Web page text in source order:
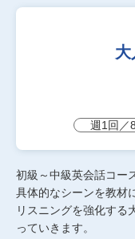
大
週1回／
初級～中級英会話コー
具体的なシーンを教材
リスニングを強化する
っていきます。